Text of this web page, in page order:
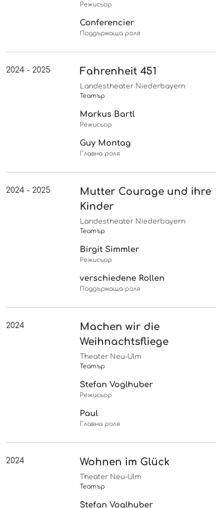
Режисьор
Conferencier
Поддържаща роля
2024 - 2025 Fahrenheit 451
Landestheater Niederbayern
Театър
Markus Bartl
Режисьор
Guy Montag
Главна роля
2024 - 2025
Mutter Courage und ihre
Kinder
Landestheater Niederbayern
Театър
Birgit Simmler
Режисьор
verschiedene Rollen
Поддържаща роля
2024
Machen wir die
Weihnachtsfliege
Theater Neu-Ulm
Театър
Stefan Voglhuber
Режисьор
Paul
Главна роля
2024 Wohnen im Glück
Theater Neu-Ulm
Театър
Stefan Voglhuber